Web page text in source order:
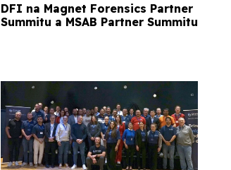
DFI na Magnet Forensics Partner
Summitu a MSAB Partner Summitu